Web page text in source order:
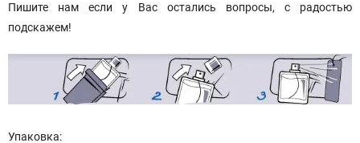
Пишите нам если у Вас остались вопросы, с радостью
подскажем!
Упаковка: